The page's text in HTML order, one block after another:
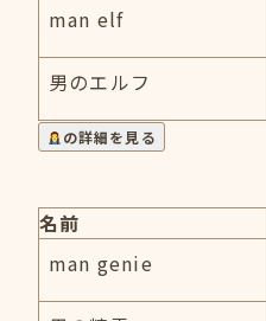
man elf
男のエルフ
の詳細を見る
名前
man genie